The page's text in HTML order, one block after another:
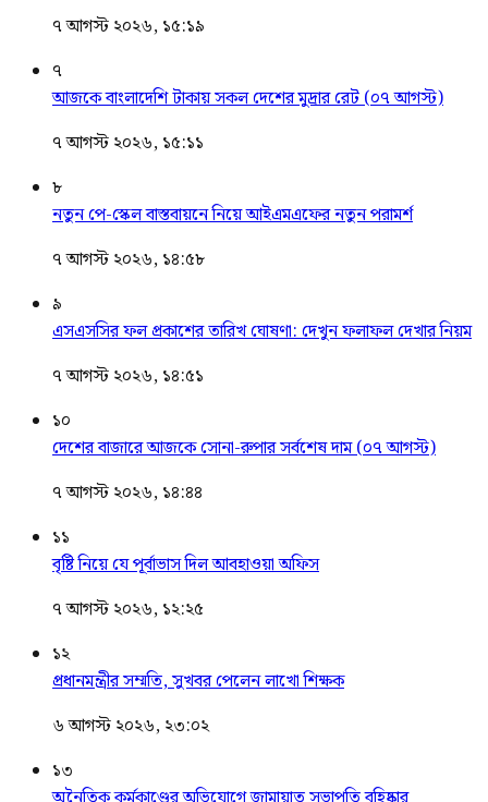
৭ আগস্ট ২০২৬, ১৫:১৯
৭
আজকে বাংলাদেশি টাকায় সকল দেশের মুদ্রার রেট (০৭ আগস্ট)
৭ আগস্ট ২০২৬, ১৫:১১
৮
নতুন পে-স্কেল বাস্তবায়নে নিয়ে আইএমএফের নতুন পরামর্শ
৭ আগস্ট ২০২৬, ১৪:৫৮
৯
এসএসসির ফল প্রকাশের তারিখ ঘোষণা: দেখুন ফলাফল দেখার নিয়ম
৭ আগস্ট ২০২৬, ১৪:৫১
১০
দেশের বাজারে আজকে সোনা-রুপার সর্বশেষ দাম (০৭ আগস্ট)
৭ আগস্ট ২০২৬, ১৪:৪৪
১১
বৃষ্টি নিয়ে যে পূর্বাভাস দিল আবহাওয়া অফিস
৭ আগস্ট ২০২৬, ১২:২৫
১২
প্রধানমন্ত্রীর সম্মতি, সুখবর পেলেন লাখো শিক্ষক
৬ আগস্ট ২০২৬, ২৩:০২
১৩